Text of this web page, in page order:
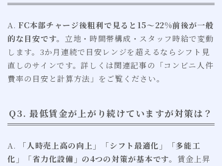
A.FC本部チャージ後粗利で見ると15〜22%前後が一般
的な目安です。 立地・時間帯構成・スタッフ時給で変動
します。3か月連続で目安レンジを超えるならシフト見
直しのサインです。詳しくは関連記事の「コンビニ人件
費率の目安と計算方法」をご覧ください。
Q3. 最低賃金が上がり続けていますが対策は？
A.
「人時売上高の向上」「シフト最適化」「多能工
化」「省力化設備」の4つの対策が基本です。 賃金上昇